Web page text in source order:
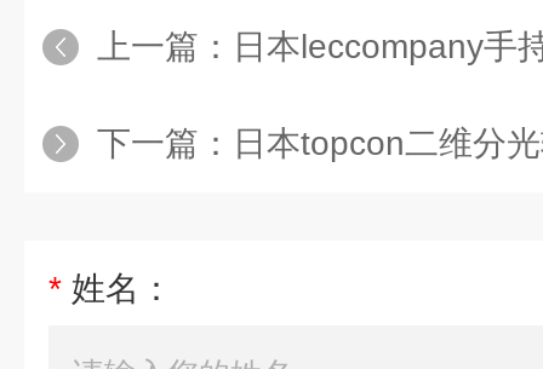
上一篇： 日本leccompany手
下一篇： 日本topcon二维分
* 姓名：